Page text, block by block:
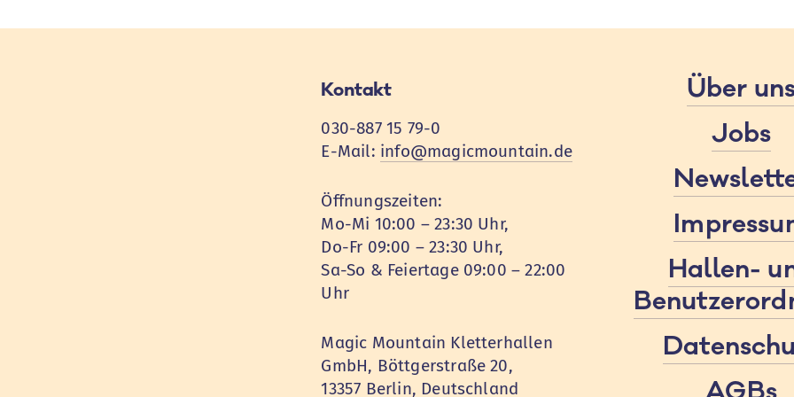
Kontakt
030-887 15 79-0
E-Mail: info@magicmountain.de
Öffnungszeiten:
Mo-Mi 10:00 – 23:30 Uhr,
Do-Fr 09:00 – 23:30 Uhr,
Sa-So & Feiertage 09:00 – 22:00
Uhr
Magic Mountain Kletterhallen
GmbH, Böttgerstraße 20,
13357 Berlin, Deutschland
Über
Jobs
Hallen-